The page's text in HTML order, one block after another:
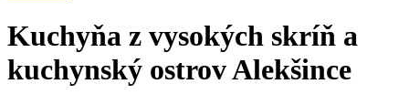
Kuchyňa z vysokých skríň a
kuchynský ostrov Alekšince